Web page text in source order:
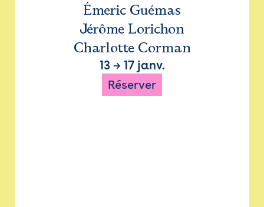
Émeric Guémas
Jérôme Lorichon
Charlotte Corman
13→ 17 janv.
Réserver